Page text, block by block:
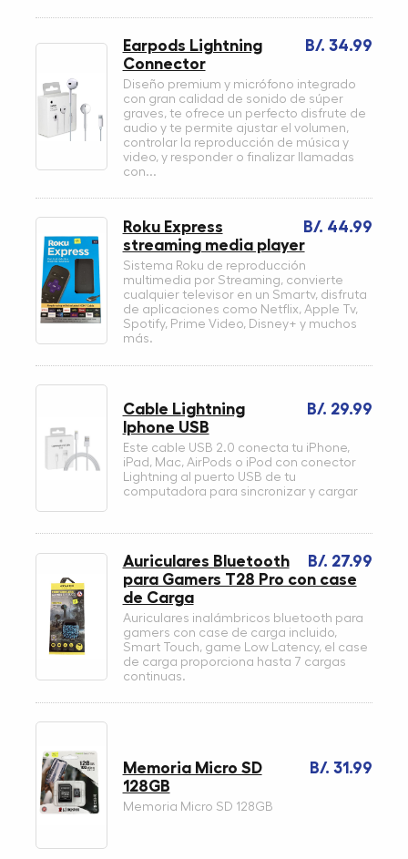
B/. 34.99
Earpods Lightning
Connector
Diseño premium y micrófono integrado
con gran calidad de sonido de súper
graves, te ofrece un perfecto disfrute de
audio y te permite ajustar el volumen,
controlar la reproducción de música y
video, y responder o finalizar llamadas
con...
B/. 44.99
Roku Express
streaming media player
Sistema Roku de reproducción
multimedia por Streaming, convierte
cualquier televisor en un Smartv, disfruta
de aplicaciones como Netflix, Apple Tv,
Spotify, Prime Video, Disney+ y muchos
más.
B/. 29.99
Cable Lightning
Iphone USB
Este cable USB 2.0 conecta tu iPhone,
iPad, Mac, AirPods o iPod con conector
Lightning al puerto USB de tu
computadora para sincronizar y cargar
B/. 27.99
Auriculares Bluetooth
para Gamers T28 Pro con case
de Carga
Auriculares inalámbricos bluetooth para
gamers con case de carga incluido,
Smart Touch, game Low Latency, el case
de carga proporciona hasta 7 cargas
continuas.
B/. 31.99
Memoria Micro SD
128GB
Memoria Micro SD 128GB